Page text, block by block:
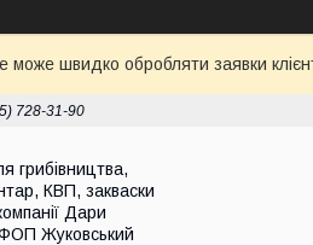
може швидко обробляти заявки
728-31-90
грибівництва,
КВП, закваски
Дари
Жуковський